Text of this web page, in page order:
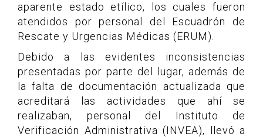
aparente estado etílico, los cuales fueron
atendidos por personal del Escuadrón de
Rescate y Urgencias Médicas (ERUM).
Debido a las evidentes inconsistencias
presentadas por parte del lugar, además de
la falta de documentación actualizada que
acreditará las actividades que ahí se
realizaban, personal del Instituto de
Verificación Administrativa (INVEA), llevó a